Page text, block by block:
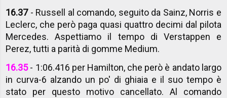
16.37- Russell al comando, seguito da Sainz, Norris e
Leclerc, che però paga quasi quattro decimi dal pilota
Mercedes. Aspettiamo il tempo di Verstappen e
Perez, tutti a parità di gomme Medium.
16.35- 1:06.416 per Hamilton, che però è andato largo
in curva-6 alzando un po' di ghiaia e il suo tempo è
stato per questo motivo cancellato. Al comando